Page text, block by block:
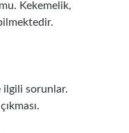
Kekemelik,
ilgili sorunlar.